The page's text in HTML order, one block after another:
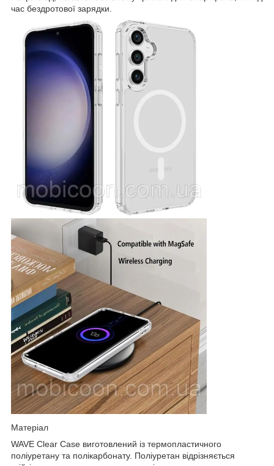
час бездротової зарядки.
Матеріал
WAVE Clear Case виготовлений із термопластичного
поліуретану та полікарбонату. Поліуретан відрізняється